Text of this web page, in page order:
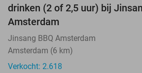
drinken (2 of 2,5 uur) bij
Amsterdam
Jinsang BBQ Amsterdam
Amsterdam (6 km)
Verkocht: 2.618